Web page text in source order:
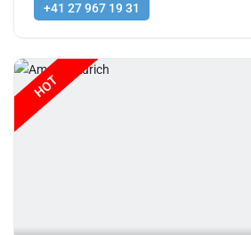
+41 27 967 19 31
HOT